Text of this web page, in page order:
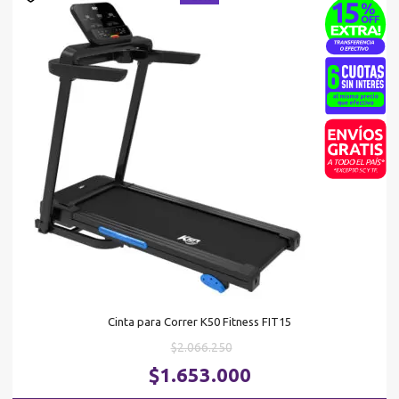
Cinta para Correr K50 Fitness FIT15
$2.066.250El
precio
original
$1.653.000